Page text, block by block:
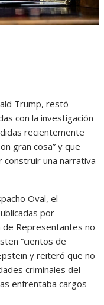
Trump, restó
con la investigación
recientemente
gran cosa” y que
una narrativa
Oval, el
por
de Representantes no
“cientos de
y reiteró que no
criminales del
enfrentaba cargos